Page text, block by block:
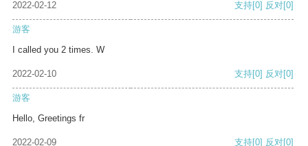
2022-02-12 支持[0] 反对[0]
游客
I called you 2 times. W
2022-02-10 支持[0] 反对[0]
游客
Hello, Greetings fr
2022-02-09 支持[0] 反对[0]